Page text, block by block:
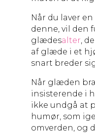
Når du laver
denne, vil den
glædesalter,
af glæde i et
snart breder
Når glæden
insisterende i
ikke undgå at
humør, som
omverden, og